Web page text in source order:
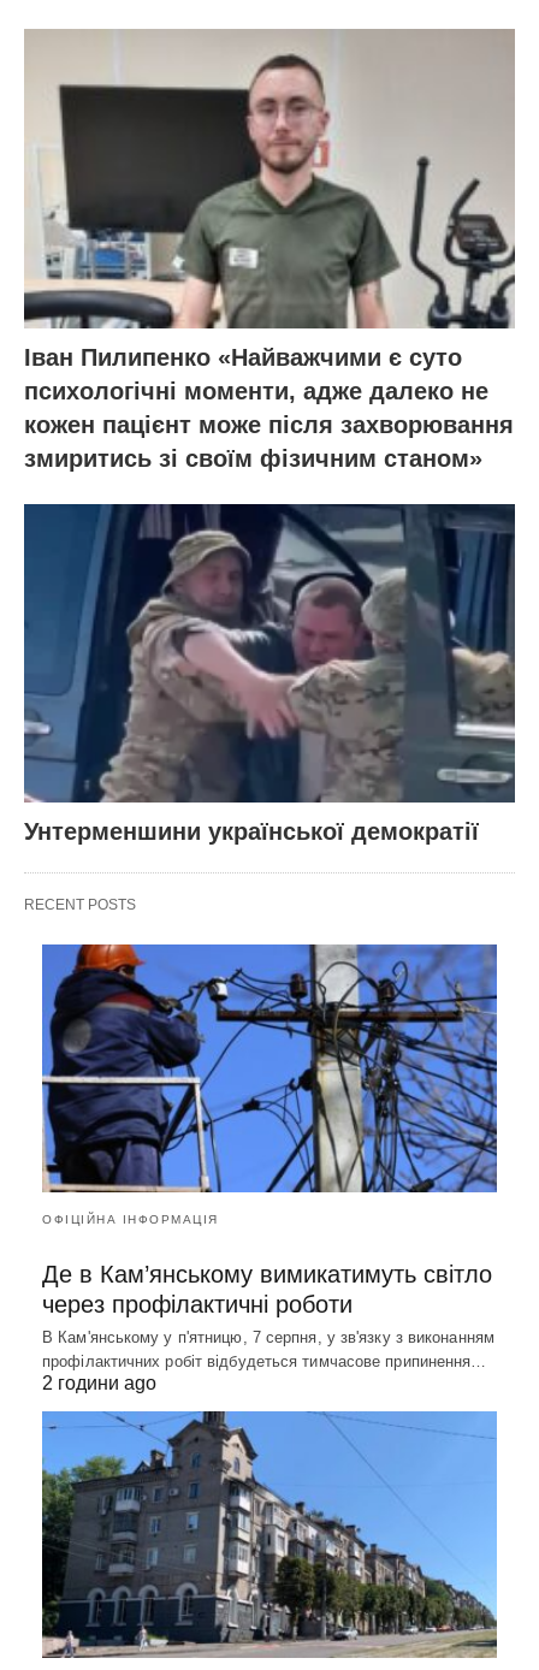
Іван Пилипенко «Найважчими є суто
психологічні моменти, адже далеко не
кожен пацієнт може після захворювання
змиритись зі своїм фізичним станом»
Унтерменшини української демократії
RECENT POSTS
ОФІЦІЙНА ІНФОРМАЦІЯ
Де в Кам’янському вимикатимуть світло
через профілактичні роботи
В Кам'янському у п'ятницю, 7 серпня, у зв'язку з виконанням
профілактичних робіт відбудеться тимчасове припинення…
2 години ago